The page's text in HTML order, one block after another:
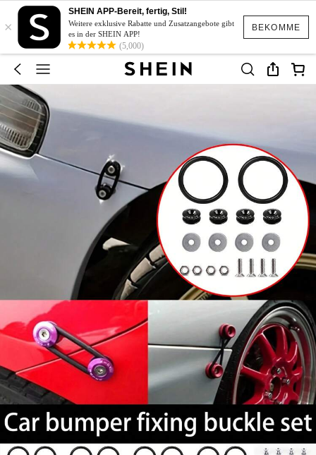
BEKOMME
×
SHEIN APP-Bereit, fertig, Stil!
Weitere exklusive Rabatte und Zusatzangebote gibt
es in der SHEIN APP!
(5,000)